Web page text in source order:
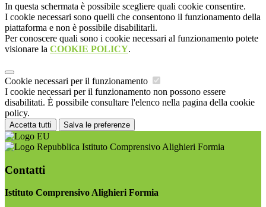
In questa schermata è possibile scegliere quali cookie consentire.
I cookie necessari sono quelli che consentono il funzionamento della
piattaforma e non è possibile disabilitarli.
Per conoscere quali sono i cookie necessari al funzionamento potete
visionare la COOKIE POLICY.
Cookie necessari per il funzionamento
I cookie necessari per il funzionamento non possono essere
disabilitati. È possibile consultare l'elenco nella pagina della cookie
policy.
Accetta tutti Salva le preferenze
Istituto Comprensivo Alighieri Formia
Contatti
Istituto Comprensivo Alighieri Formia